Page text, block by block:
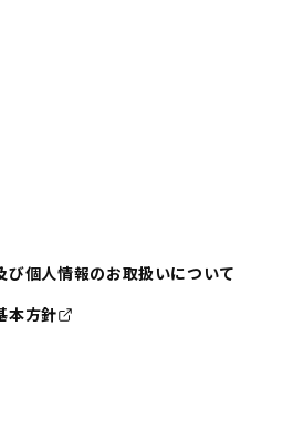
び個人情報のお取扱いについて
本方針